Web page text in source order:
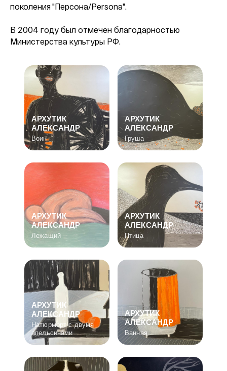
поколения "Персона/Persona".
В 2004 году был отмечен благодарностью
Министерства культуры РФ.
АРХУТИК
АЛЕКСАНДР
Воин
АРХУТИК
АЛЕКСАНДР
Груша
АРХУТИК
АЛЕКСАНДР
Лежащий
АРХУТИК
АЛЕКСАНДР
Птица
АРХУТИК
АЛЕКСАНДР
Натюрморт с двумя
апельсинами
АРХУТИК
АЛЕКСАНДР
Ванная